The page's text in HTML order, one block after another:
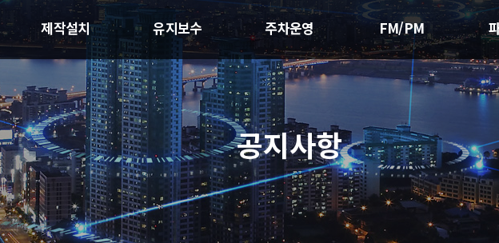
제작설치 유지보수 주차운영 FM/PM
공지사항